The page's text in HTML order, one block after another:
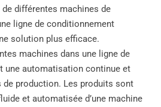
différentes machines de
ligne de conditionnement
solution plus efficace.
machines dans une ligne de
une automatisation continue et
de production. Les produits sont
et automatisée d’une machine